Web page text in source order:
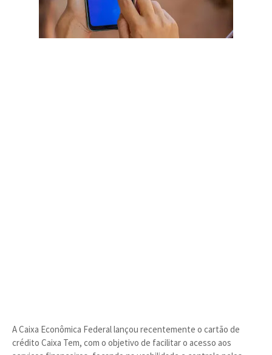
A Caixa Econômica Federal lançou recentemente o cartão de
crédito Caixa Tem, com o objetivo de facilitar o acesso aos